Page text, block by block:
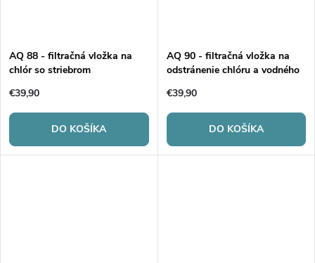
AQ 88 - filtračná vložka na
chlór so striebrom
€39,90
DO KOŠÍKA
AQ 90 - filtračná vložka na
odstránenie chlóru a vodného
€39,90
DO KOŠÍKA